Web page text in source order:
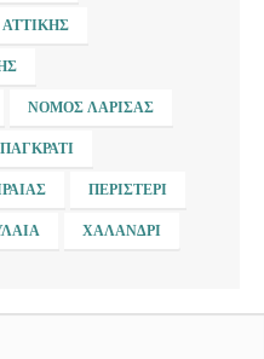
ΝΟΜΌΣ ΛΆΡΙΣΑΣ
ΠΑΓΚΡΆΤΙ
ΠΕΡΙΣΤΈΡΙ
ΧΑΛΆΝΔΡΙ